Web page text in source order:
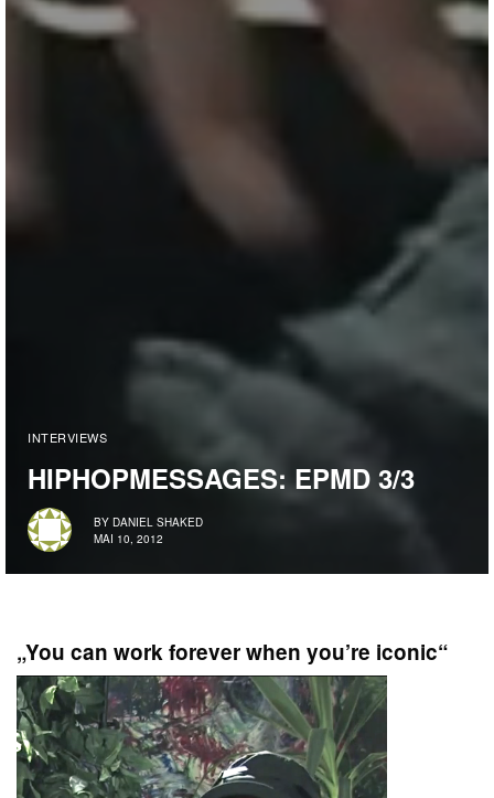
INTERVIEWS
HIPHOPMESSAGES: EPMD 3/3
BY DANIEL SHAKED
MAI 10, 2012
„You can work forever when you’re iconic“